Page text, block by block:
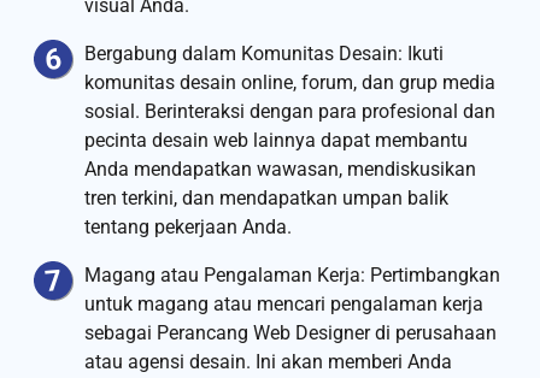
visual Anda.
Bergabung dalam Komunitas Desain: Ikuti
komunitas desain online, forum, dan grup media
sosial. Berinteraksi dengan para profesional dan
pecinta desain web lainnya dapat membantu
Anda mendapatkan wawasan, mendiskusikan
tren terkini, dan mendapatkan umpan balik
tentang pekerjaan Anda.
Magang atau Pengalaman Kerja: Pertimbangkan
untuk magang atau mencari pengalaman kerja
sebagai Perancang Web Designer di perusahaan
atau agensi desain. Ini akan memberi Anda